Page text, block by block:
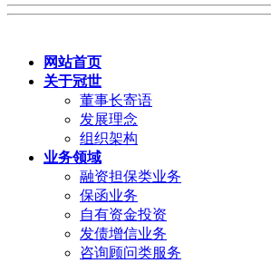
网站首页
关于冠世
董事长寄语
发展理念
组织架构
业务领域
融资担保类业务
保函业务
自有资金投资
发债增信业务
咨询顾问类服务